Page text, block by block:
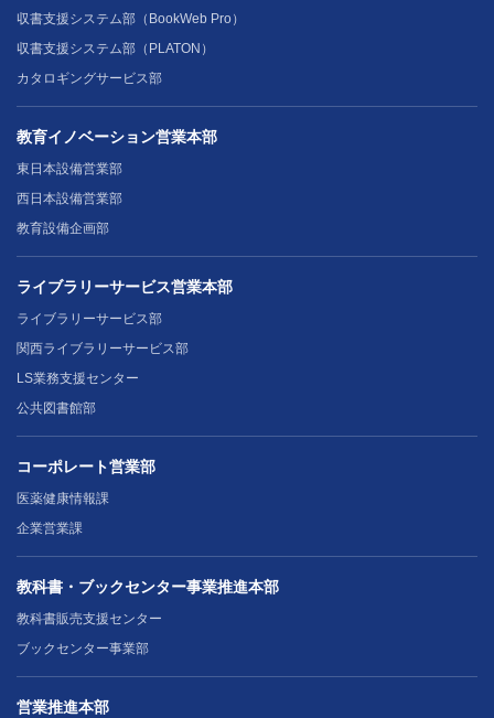
収書支援システム部（BookWeb Pro）
収書支援システム部（PLATON）
カタロギングサービス部
教育イノベーション営業本部
東日本設備営業部
西日本設備営業部
教育設備企画部
ライブラリーサービス営業本部
ライブラリーサービス部
関西ライブラリーサービス部
LS業務支援センター
公共図書館部
コーポレート営業部
医薬健康情報課
企業営業課
教科書・ブックセンター事業推進本部
教科書販売支援センター
ブックセンター事業部
営業推進本部